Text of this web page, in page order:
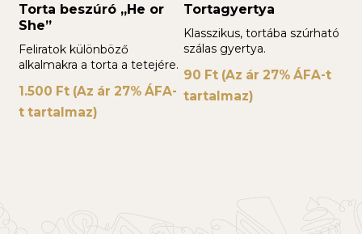
Torta beszúró „He or
She”
Feliratok különböző
alkalmakra a torta a tetejére.
1.500 Ft (Az ár 27% ÁFA-
t tartalmaz)
Tortagyertya
Klasszikus, tortába szúrható
szálas gyertya.
90 Ft (Az ár 27% ÁFA-t
tartalmaz)